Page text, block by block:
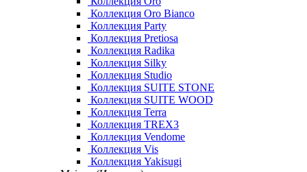
Коллекция Oro Bianco
Коллекция Party
Коллекция Pretiosa
Коллекция Radika
Коллекция Silky
Коллекция Studio
Коллекция SUITE STONE
Коллекция SUITE WOOD
Коллекция Terra
Коллекция TREX3
Коллекция Vendome
Коллекция Vis
Коллекция Yakisugi